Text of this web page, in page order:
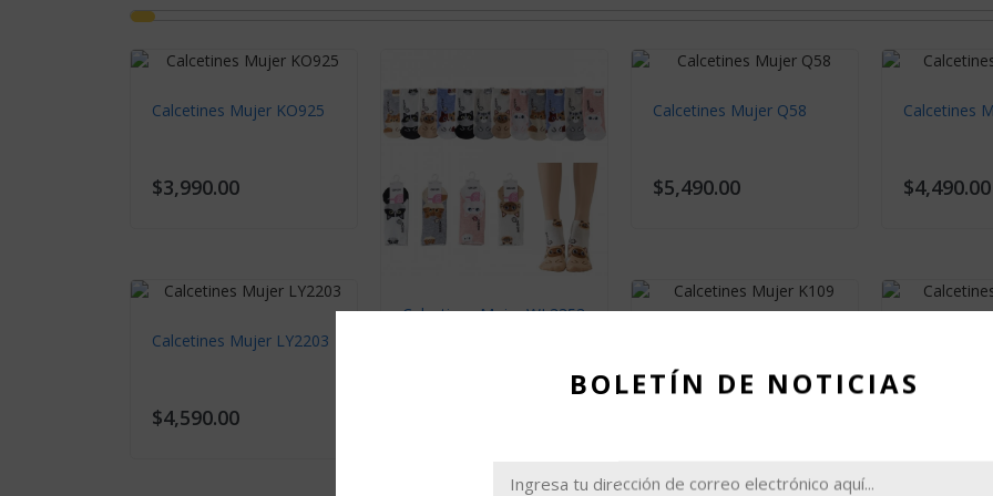
Calcetines Mujer KO925
$3,990.00
Calcetines Mujer LY2203
$4,590.00
Calcetines Mujer WL3353
Calcetines Mujer Q58
$5,490.00
Calcetines
$4,490.00
BOLETÍN DE NOTICIAS